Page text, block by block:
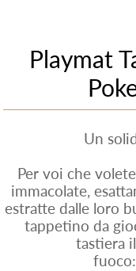
Playmat
Un
Per voi che
immacolate,
estratte dalle loro
tappetino da
tastiera